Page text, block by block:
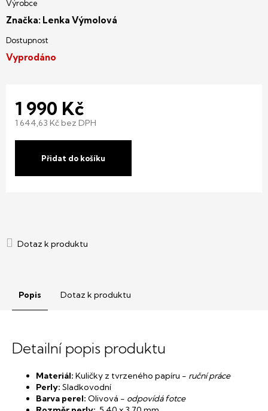
1 990 Kč
1 644,63 Kč bez DPH
Přidat do košíku
Značka: Lenka Výmolová
Vyprodáno
Popis Dotaz k produktu
Detailní popis produktu
Materiál: Kuličky z tvrzeného papíru - ruční práce
Perly: Sladkovodní
Barva perel: Olivová - odpovídá fotce